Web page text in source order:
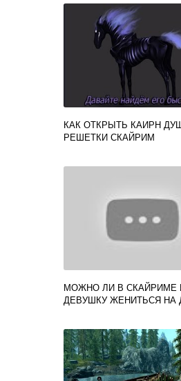
КАК ОТКРЫТЬ КАИРН
РЕШЕТКИ СКАЙРИМ
МОЖНО ЛИ В СКАЙРИМЕ
ДЕВУШКУ ЖЕНИТЬСЯ НА